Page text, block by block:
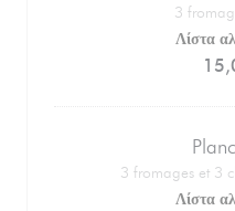
3
Λίστα
3 fromages et 3
Λίστα